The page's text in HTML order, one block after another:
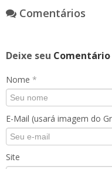
Comentários
Deixe seu Comentário
Nome *
E-Mail (usará imagem do
Site